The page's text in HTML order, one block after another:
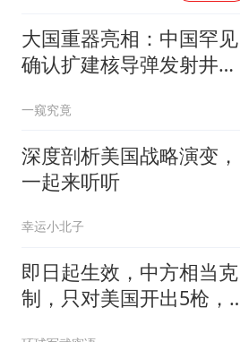
大国重器亮相：中国罕见
确认扩建核导弹发射井铸
一窥究竟
深度剖析美国战略演变，
一起来听听
幸运小北子
即日起生效，中方相当克
制，只对美国开出5枪，